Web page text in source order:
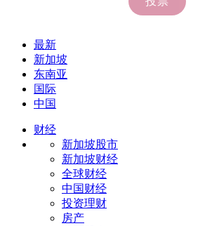
最新
新加坡
东南亚
国际
中国
财经
新加坡股市
新加坡财经
全球财经
中国财经
投资理财
房产